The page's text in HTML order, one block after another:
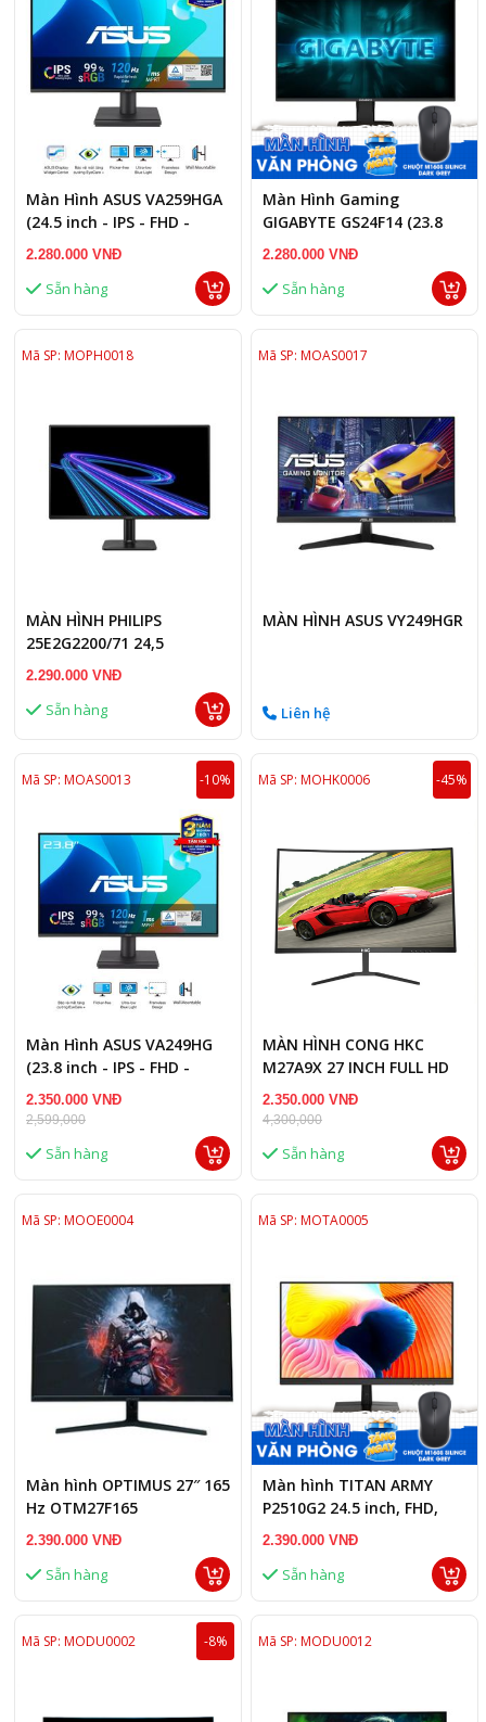
Màn Hình ASUS VA259HGA
(24.5 inch - IPS - FHD -
120Hz - 1ms - Speaker )
2.280.000 VNĐ
Sẵn hàng
Màn Hình Gaming
GIGABYTE GS24F14 (23.8
inch - IPS - FHD - 144Hz -
2.280.000 VNĐ
Sẵn hàng
Mã SP: MOPH0018
MÀN HÌNH PHILIPS
25E2G2200/71 24,5
2.290.000 VNĐ
Sẵn hàng
Mã SP: MOAS0017
MÀN HÌNH ASUS VY249HGR
Liên hệ
Mã SP: MOAS0013 -10%
Màn Hình ASUS VA249HG
(23.8 inch - IPS - FHD -
120Hz - 1ms)
2.350.000 VNĐ
2,599,000
Sẵn hàng
Mã SP: MOHK0006 -45%
MÀN HÌNH CONG HKC
M27A9X 27 INCH FULL HD
75HZ 1MS
2.350.000 VNĐ
4,300,000
Sẵn hàng
Mã SP: MOOE0004
Màn hình OPTIMUS 27″ 165
Hz OTM27F165
2.390.000 VNĐ
Sẵn hàng
Mã SP: MOTA0005
Màn hình TITAN ARMY
P2510G2 24.5 inch, FHD,
200 Hz
2.390.000 VNĐ
Sẵn hàng
Mã SP: MODU0002 -8% Mã SP: MODU0012